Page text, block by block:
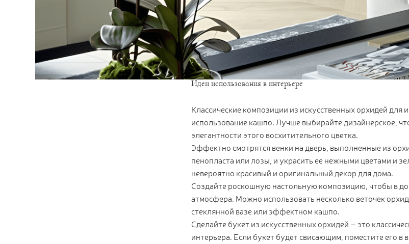
Идеи использования в интерьере
Классические композиции из искусственных орхидей для
использование кашпо. Лучше выбирайте дизайнерское,
элегантности этого восхитительного цветка.
Эффектно смотрятся венки на дверь, выполненные из
пенопласта или лозы, и украсить ее нежными цветами и
невероятно красивый и оригинальный декор для дома.
Создайте роскошную настольную композицию, чтобы в
атмосфера. Можно использовать несколько веточек
стеклянной вазе или эффектном кашпо.
Сделайте букет из искусственных орхидей – это
интерьера. Если букет будет свисающим, поместите его